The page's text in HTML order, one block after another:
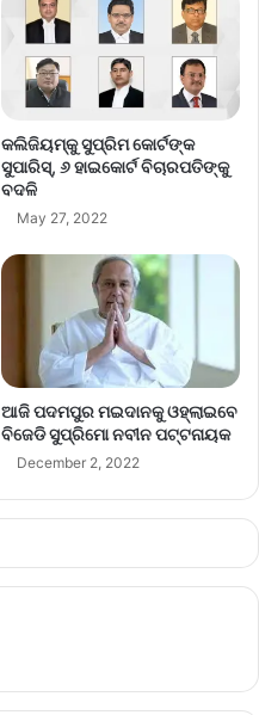
କଲିଜିୟମ୍‌କୁ ସୁପ୍ରିମ କୋର୍ଟଙ୍କ
ସୁପାରିସ୍‌, ୬ ହାଇକୋର୍ଟ ବିଚାରପତିଙ୍କୁ
ବଦଳି
May 27, 2022
ଆଜି ପଦମପୁର ମଇଦାନକୁ ଓହ୍ଲାଇବେ
ବିଜେଡି ସୁପ୍ରିମୋ ନବୀନ ପଟ୍ଟନାୟକ
December 2, 2022